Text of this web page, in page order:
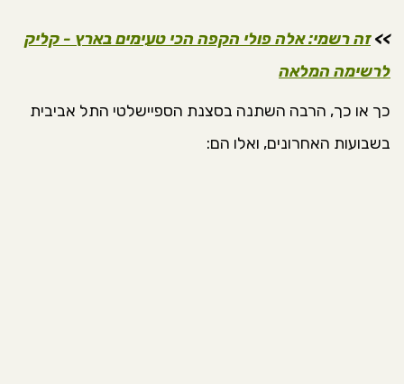
>>זה רשמי: אלה פולי הקפה הכי טעימים בארץ - קליק
לרשימה המלאה
כך או כך, הרבה השתנה בסצנת הספיישלטי התל אביבית
בשבועות האחרונים, ואלו הם: